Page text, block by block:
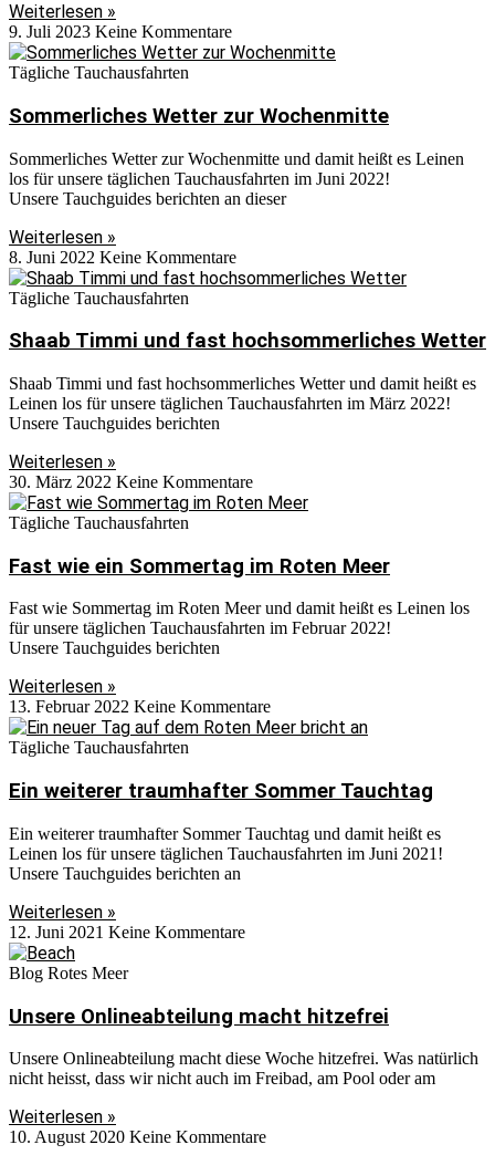
Weiterlesen »
9. Juli 2023 Keine Kommentare
Tägliche Tauchausfahrten
Sommerliches Wetter zur Wochenmitte
Sommerliches Wetter zur Wochenmitte und damit heißt es Leinen
los für unsere täglichen Tauchausfahrten im Juni 2022!
Unsere Tauchguides berichten an dieser
Weiterlesen »
8. Juni 2022 Keine Kommentare
Tägliche Tauchausfahrten
Shaab Timmi und fast hochsommerliches Wetter
Shaab Timmi und fast hochsommerliches Wetter und damit heißt es
Leinen los für unsere täglichen Tauchausfahrten im März 2022!
Unsere Tauchguides berichten
Weiterlesen »
30. März 2022 Keine Kommentare
Tägliche Tauchausfahrten
Fast wie ein Sommertag im Roten Meer
Fast wie Sommertag im Roten Meer und damit heißt es Leinen los
für unsere täglichen Tauchausfahrten im Februar 2022!
Unsere Tauchguides berichten
Weiterlesen »
13. Februar 2022 Keine Kommentare
Tägliche Tauchausfahrten
Ein weiterer traumhafter Sommer Tauchtag
Ein weiterer traumhafter Sommer Tauchtag und damit heißt es
Leinen los für unsere täglichen Tauchausfahrten im Juni 2021!
Unsere Tauchguides berichten an
Weiterlesen »
12. Juni 2021 Keine Kommentare
Blog Rotes Meer
Unsere Onlineabteilung macht hitzefrei
Unsere Onlineabteilung macht diese Woche hitzefrei. Was natürlich
nicht heisst, dass wir nicht auch im Freibad, am Pool oder am
Weiterlesen »
10. August 2020 Keine Kommentare